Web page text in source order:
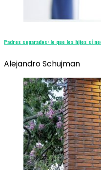
Padres separados: lo que los hijos sí
Alejandro Schujman